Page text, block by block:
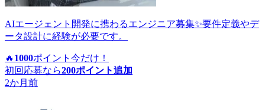
AIエージェント開発に携わるエンジニア募集✨要件定義やデ
ータ設計に経験が必要です。
🔥 1000ポイント 今だけ！
初回応募なら200ポイント追加
2か月前